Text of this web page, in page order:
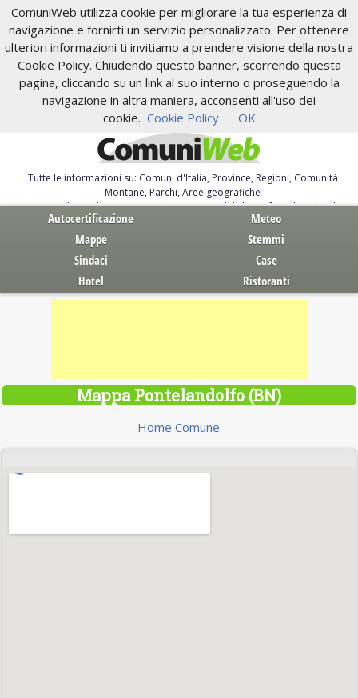
ComuniWeb utilizza cookie per migliorare la tua esperienza di
navigazione e fornirti un servizio personalizzato. Per ottenere
ulteriori informazioni ti invitiamo a prendere visione della nostra
Cookie Policy. Chiudendo questo banner, scorrendo questa
pagina, cliccando su un link al suo interno o proseguendo la
navigazione in altra maniera, acconsenti all'uso dei
cookie. Cookie Policy OK
Tutte le informazioni su: Comuni d'Italia, Province, Regioni, Comunità
Montane, Parchi, Aree geografiche
Servizi al Cittadino. Autocertificazione, moduli, leggi, free download
Autocertificazione
Meteo
Mappe
Stemmi
Sindaci
Case
Hotel
Ristoranti
Mappa Pontelandolfo (BN)
Home Comune